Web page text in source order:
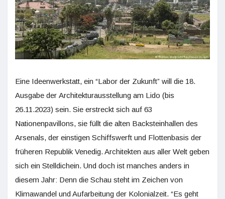
Eine Ideenwerkstatt, ein “Labor der Zukunft” will die 18.
Ausgabe der Architekturausstellung am Lido (bis
26.11.2023) sein. Sie erstreckt sich auf 63
Nationenpavillons, sie füllt die alten Backsteinhallen des
Arsenals, der einstigen Schiffswerft und Flottenbasis der
früheren Republik Venedig. Architekten aus aller Welt geben
sich ein Stelldichein. Und doch ist manches anders in
diesem Jahr: Denn die Schau steht im Zeichen von
Klimawandel und Aufarbeitung der Kolonialzeit. “Es geht